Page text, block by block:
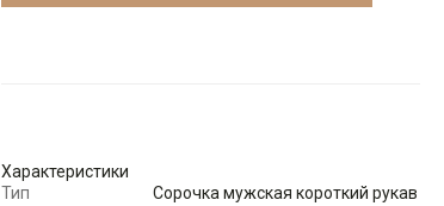
Выбрать размерный ряд
Характеристики
Тип
Сорочка мужская короткий рукав